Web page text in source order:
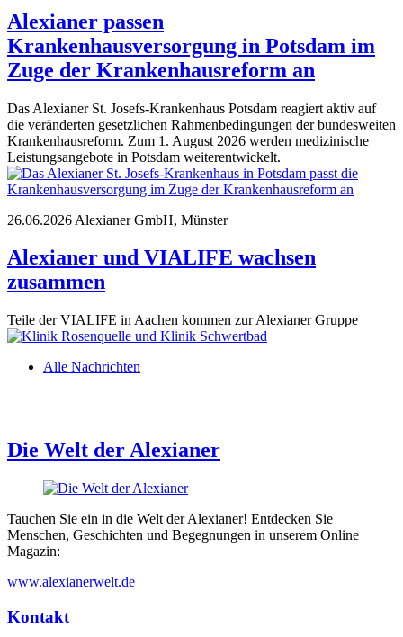
Alexianer passen
Krankenhausversorgung in Potsdam im
Zuge der Krankenhausreform an
Das Alexianer St. Josefs-Krankenhaus Potsdam reagiert aktiv auf
die veränderten gesetzlichen Rahmenbedingungen der bundesweiten
Krankenhausreform. Zum 1. August 2026 werden medizinische
Leistungsangebote in Potsdam weiterentwickelt.
26.06.2026 Alexianer GmbH, Münster
Alexianer und VIALIFE wachsen
zusammen
Teile der VIALIFE in Aachen kommen zur Alexianer Gruppe
Alle Nachrichten
Die Welt der Alexianer
Tauchen Sie ein in die Welt der Alexianer! Entdecken Sie
Menschen, Geschichten und Begegnungen in unserem Online
Magazin:
www.alexianerwelt.de
Kontakt